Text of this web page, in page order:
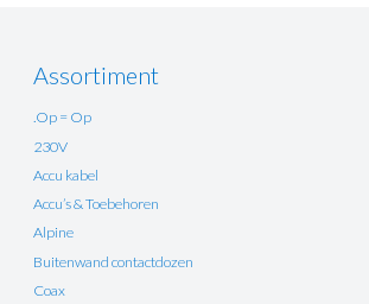
Assortiment
.Op = Op
230V
Accu kabel
Accu’s & Toebehoren
Alpine
Buitenwand contactdozen
Coax